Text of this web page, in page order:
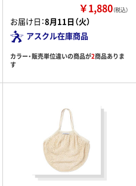
￥1,880（税込）
お届け日：8月11日（火）
アスクル在庫商品
カラー・販売単位違いの商品が2商品ありま
す